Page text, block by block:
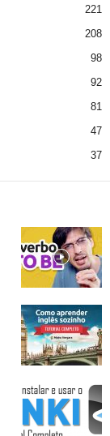
221
208
98
92
81
47
37